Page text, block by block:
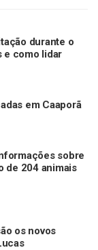
durante o
e como lidar
em Caaporã
sobre
de 204 animais
os novos